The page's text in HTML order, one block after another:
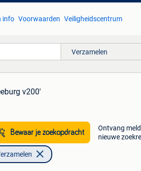
info Voorwaarden Veiligheidscentrum
Verzamelen
v200'
Bewaar je zoekopdracht
Ontvang
nieuwe